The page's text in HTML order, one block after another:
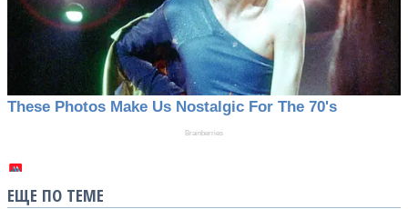
ЕЩЕ ПО ТЕМЕ